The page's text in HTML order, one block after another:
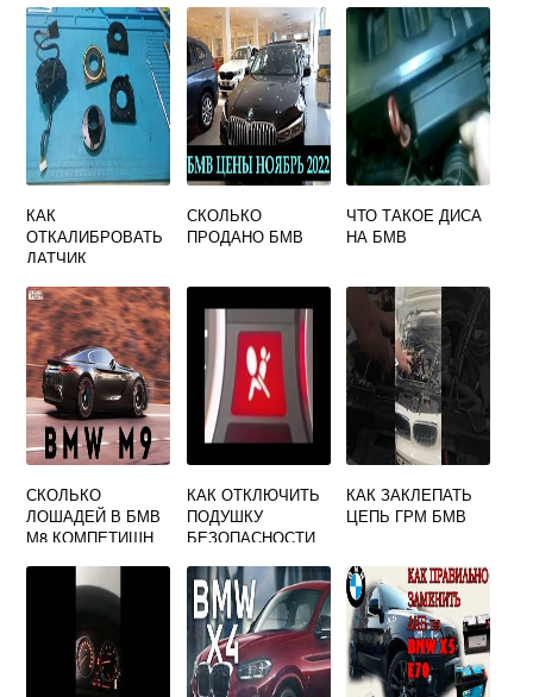
КАК
ОТКАЛИБРОВАТЬ
ДАТЧИК
РУЛЯ БМВ Х5 Е53
СКОЛЬКО
ПРОДАНО БМВ
ЧТО ТАКОЕ ДИСА
НА БМВ
СКОЛЬКО
ЛОШАДЕЙ В БМВ
М8 КОМПЕТИШН
КАК ОТКЛЮЧИТЬ
ПОДУШКУ
БЕЗОПАСНОСТИ
БМВ Х5
КАК ЗАКЛЕПАТЬ
ЦЕПЬ ГРМ БМВ